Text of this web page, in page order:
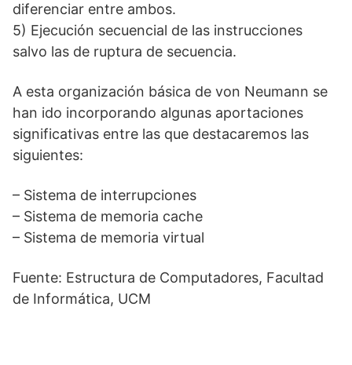
diferenciar entre ambos.
5) Ejecución secuencial de las instrucciones
salvo las de ruptura de secuencia.
A esta organización básica de von Neumann se
han ido incorporando algunas aportaciones
significativas entre las que destacaremos las
siguientes:
– Sistema de interrupciones
– Sistema de memoria cache
– Sistema de memoria virtual
Fuente: Estructura de Computadores, Facultad
de Informática, UCM